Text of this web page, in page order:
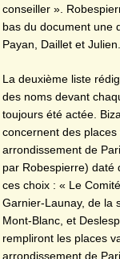
conseiller ».
bas du document une
Payan, Daillet et Julien.
La deuxième liste
des noms devant
toujours été actée.
concernent des
arrondissement de
par Robespierre) daté
ces choix : « Le
Garnier-Launay, de la
Mont-Blanc, et
rempliront les places
arrondissement de